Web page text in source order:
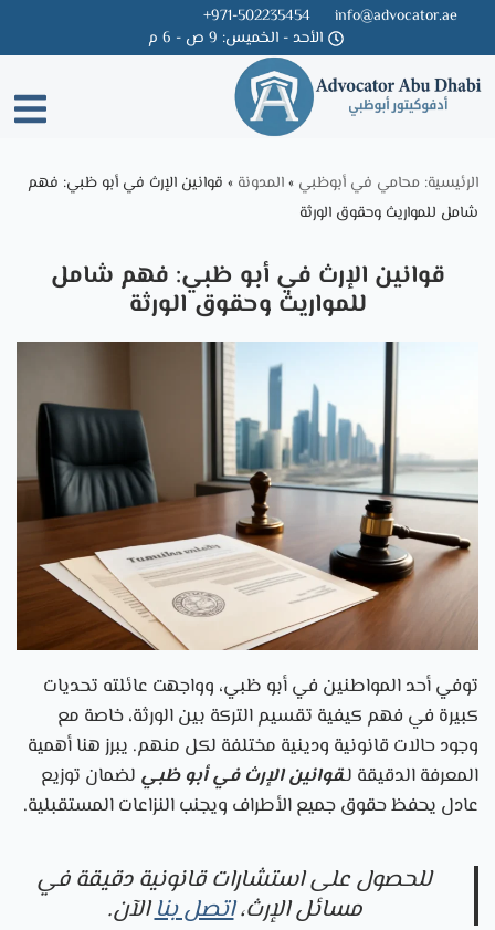
Skip
to
content
info@advocator.ae
971-502235454+
الأحد - الخميس: 9 ص - 6 م
الرئيسية: محامي في أبوظبي »المدونة » قوانين الإرث في أبو ظبي: فهم
شامل للمواريث وحقوق الورثة
قوانين الإرث في أبو ظبي: فهم شامل
للمواريث وحقوق الورثة
توفي أحد المواطنين في أبو ظبي، وواجهت عائلته تحديات
كبيرة في فهم كيفية تقسيم التركة بين الورثة، خاصة مع
وجود حالات قانونية ودينية مختلفة لكل منهم. يبرز هنا أهمية
المعرفة الدقيقة لـقوانين الإرث في أبو ظبي لضمان توزيع
عادل يحفظ حقوق جميع الأطراف ويجنب النزاعات المستقبلية.
للحصول على استشارات قانونية دقيقة في
مسائل الإرث،اتصل بناالآن.